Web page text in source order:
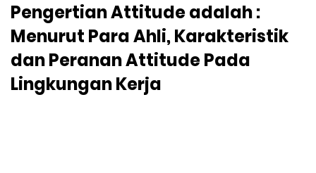
Pengertian Attitude adalah :
Menurut Para Ahli, Karakteristik
dan Peranan Attitude Pada
Lingkungan Kerja